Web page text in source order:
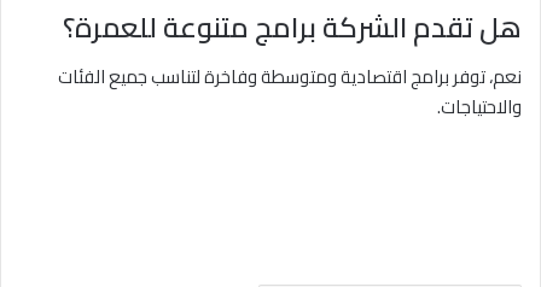
هل تقدم الشركة برامج متنوعة للعمرة؟
نعم، توفر برامج اقتصادية ومتوسطة وفاخرة لتناسب جميع الفئات
والاحتياجات.